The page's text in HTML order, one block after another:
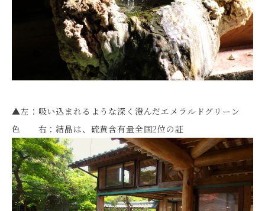
▲左：吸い込まれるような深く澄んだエメラルドグリーン
色 右：結晶は、硫黄含有量全国2位の証